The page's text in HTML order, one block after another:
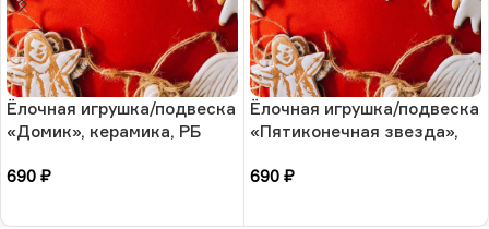
Ёлочная игрушка/подвеска
«Домик», керамика, РБ
690 ₽
Ёлочная игрушка/подвеска
«Пятиконечная звезда»,
690 ₽